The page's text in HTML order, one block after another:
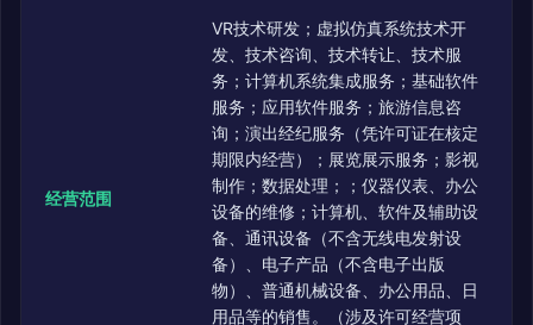
经营范围
VR技术研发；虚拟仿真系统技术开
发、技术咨询、技术转让、技术服
务；计算机系统集成服务；基础软件
服务；应用软件服务；旅游信息咨
询；演出经纪服务（凭许可证在核定
期限内经营）；展览展示服务；影视
制作；数据处理；；仪器仪表、办公
设备的维修；计算机、软件及辅助设
备、通讯设备（不含无线电发射设
备）、电子产品（不含电子出版
物）、普通机械设备、办公用品、日
用品等的销售。（涉及许可经营项